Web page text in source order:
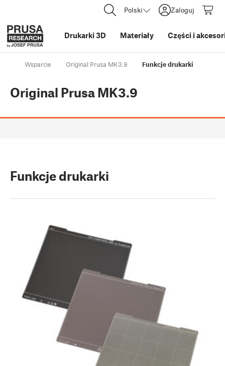
Polski Zaloguj
Drukarki 3D Materiały Części i
Wsparcie Original Prusa MK3.9 Funkcje drukarki
Original Prusa MK3.9
Funkcje drukarki